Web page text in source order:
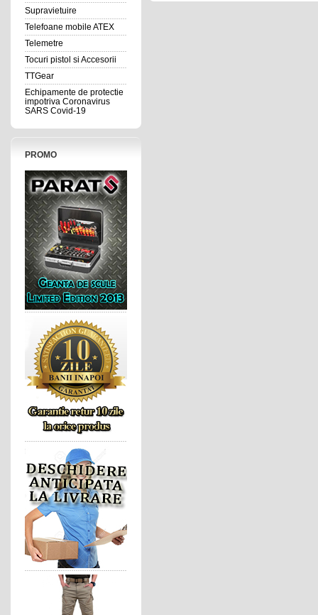
Supravietuire
Telefoane mobile ATEX
Telemetre
Tocuri pistol si Accesorii
TTGear
Echipamente de protectie
impotriva Coronavirus
SARS Covid-19
PROMO